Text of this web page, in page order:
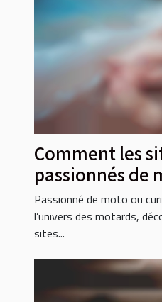
Comment les
passionnés de
les rencontres ?
Passionné de moto ou
l’univers des motards,
sites...